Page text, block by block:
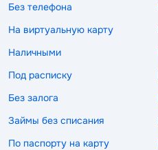
Без телефона
На виртуальную карту
Наличными
Под расписку
Без залога
Займы без списания
По паспорту на карту